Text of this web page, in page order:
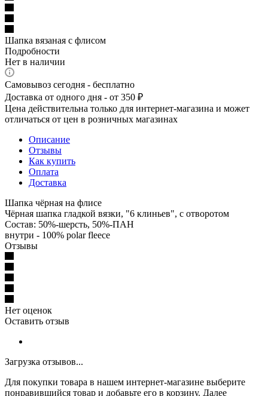
Шапка вязаная с флисом
Подробности
Нет в наличии
Самовывоз сегодня - бесплатно
Доставка от одного дня - от 350 ₽
Цена действительна только для интернет-магазина и может
отличаться от цен в розничных магазинах
Описание
Отзывы
Как купить
Оплата
Доставка
Шапка чёрная на флисе
Чёрная шапка гладкой вязки, "6 клиньев", с отворотом
Состав: 50%-шерсть, 50%-ПАН
внутри - 100% polar fleece
Отзывы
Нет оценок
Оставить отзыв
Загрузка отзывов...
Для покупки товара в нашем интернет-магазине выберите
понравившийся товар и добавьте его в корзину. Далее